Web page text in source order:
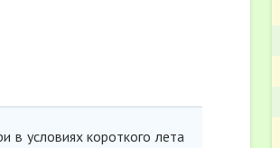
в условиях короткого лета